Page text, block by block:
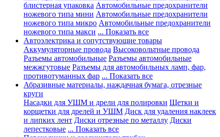
блистерная упаковка Автомобильные предохранители
ножевого типа мини Автомобильные предохранители
ножевого типа микро Автомобильные предохранители
ножевого типа макси ... Показать все
Автоэлектрика и сопутствующие товары
Аккумуляторные провода Высоковольтные провода
Разъемы автомобильные Разъемы автомобильные
межжгутовые Разъемы для автомобильных ламп, фар,
противотуманных фар ... Показать все
Абразивные материалы, наждачная бумага, отрезные
круги
Насадки для УШМ и дрели для полировки Щетки и
корщетки для дрелей и УШМ Диск для удаления наклеек
и липких лент Диски отрезные по металлу Диски
лепестковые ... Показать все